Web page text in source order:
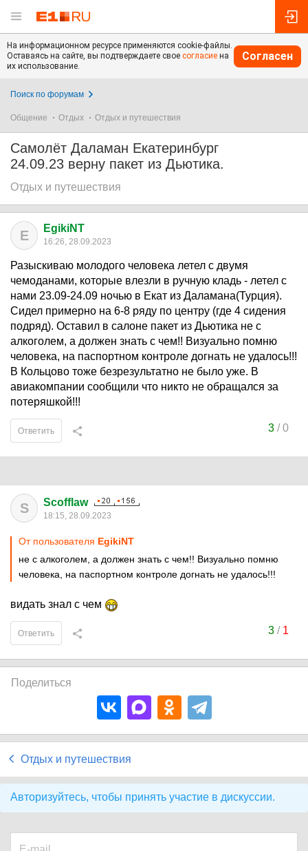
На информационном ресурсе применяются cookie-файлы.
Оставаясь на сайте, вы подтверждаете свое согласие на
их использование.
Согласен
Поиск по форумам
Общение Отдых Отдых и путешествия
Самолёт Даламан Екатеринбург
24.09.23 верну пакет из Дьютика.
Отдых и путешествия
E EgikiNT
16:26, 28.09.2023
Разыскиваю молодого человека летел с двумя
чемоданами, которые влезли в ручную кладь - летел с
нами 23.09-24.09 ночью в Екат из Даламана(Турция).
Сидел примерно на 6-8 ряду по центру (где 4 сидения
подряд). Оставил в салоне пакет из Дьютика не с
алкоголем, а должен знать с чем!! Визуально помню
человека, на паспортном контроле догнать не удалось!!!
В Кольцово тоже безрезультатно не было уже. В
авиакомпании сообщили что никто не обращался за
потеряшкой!!!
3/0
Ответить
S Scofflaw
18:15, 28.09.2023
От пользователя EgikiNT
не с алкоголем, а должен знать с чем!! Визуально помню
человека, на паспортном контроле догнать не удалось!!!
видать знал с чем
3/ 1
Ответить
Поделиться
Отдых и путешествия
Авторизуйтесь, чтобы принять участие в дискуссии.